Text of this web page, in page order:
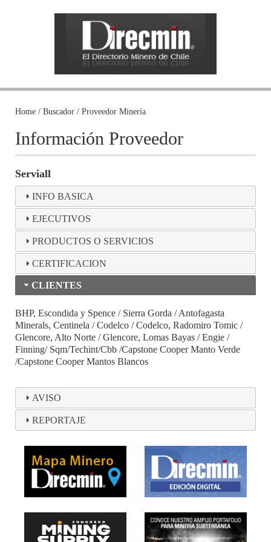
Home / Buscador / Proveedor Minería
Información Proveedor
Serviall
INFO BASICA
EJECUTIVOS
PRODUCTOS O SERVICIOS
CERTIFICACION
CLIENTES
BHP, Escondida y Spence / Sierra Gorda / Antofagasta
Minerals, Centinela / Codelco / Codelco, Radomiro Tomic /
Glencore, Alto Norte / Glencore, Lomas Bayas / Engie /
Finning/ Sqm/Techint/Cbb /Capstone Cooper Manto Verde
/Capstone Cooper Mantos Blancos
AVISO
REPORTAJE